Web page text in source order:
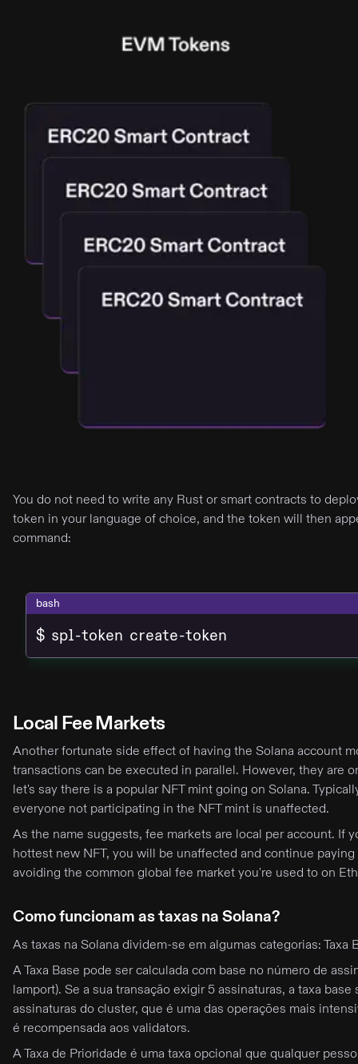
You do not need to write any Rust or smart contracts to
token in your language of choice, and the token will then
command:
bash
$ spl-token create-token
Local Fee Markets
Another fortunate side effect of having the Solana account
transactions can be executed in parallel. However, they are
let's say there is a popular NFT mint going on Solana.
everyone not participating in the NFT mint is unaffected.
As the name suggests, fee markets are local per account.
hottest new NFT, you will be unaffected and continue
avoiding the common global fee market you're used to on
Como funcionam as taxas na Solana?
As taxas na Solana dividem-se em algumas categorias: Taxa
A Taxa Base pode ser calculada com base no número de
lamport). Se a sua transação exigir 5 assinaturas, a taxa
assinaturas do cluster, que é uma das operações mais
é recompensada aos validators.
A Taxa de Prioridade é uma taxa opcional que qualquer